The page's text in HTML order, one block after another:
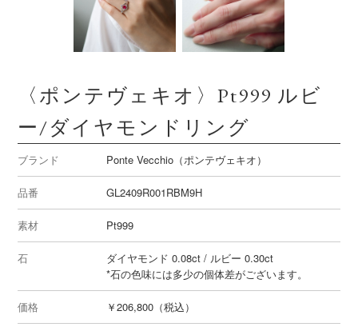
〈ポンテヴェキオ〉Pt999 ルビ
ー/ダイヤモンドリング
ブランド Ponte Vecchio（ポンテヴェキオ）
品番 GL2409R001RBM9H
素材 Pt999
石
ダイヤモンド 0.08ct / ルビー 0.30ct
*石の色味には多少の個体差がございます。
価格 ￥206,800（税込）